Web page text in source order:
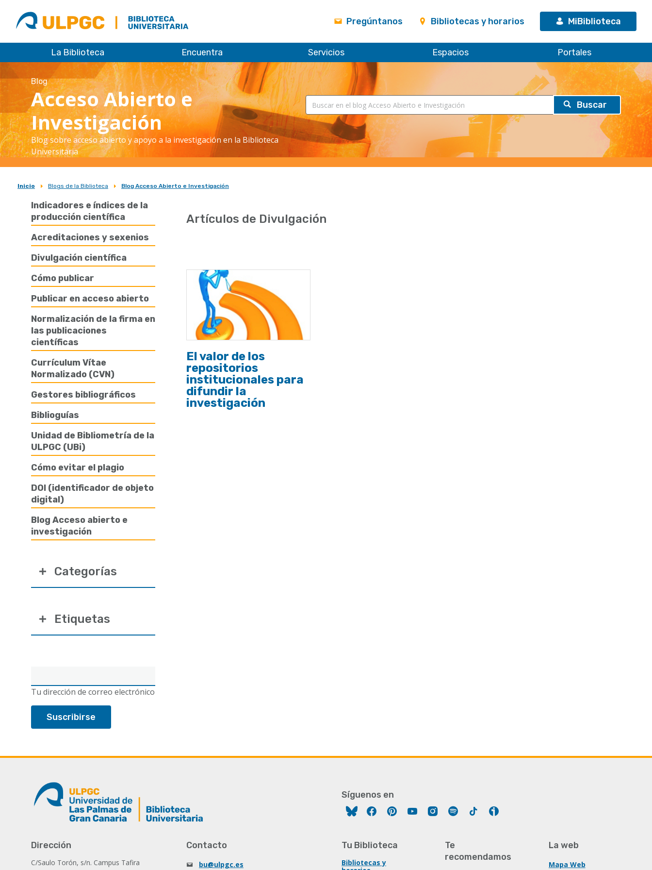
ULPGC
Biblioteca
ULPGC
Pregúntanos Bibliotecas y horarios MiBiblioteca
La Biblioteca Encuentra Servicios Espacios Portales
Blog
Acceso Abierto e
Investigación
Blog sobre acceso abierto y apoyo a la investigación en la Biblioteca
Universitaria
Sobrescribir
enlaces
de
ayuda
navegación
Inicio Blogs de la Biblioteca Blog Acceso Abierto e Investigación
Indicadores e índices de la
producción científica
Acreditaciones y sexenios
Divulgación científica
Cómo publicar
Publicar en acceso abierto
Normalización de la firma en
las publicaciones
científicas
Currículum Vítae
Normalizado (CVN)
Gestores bibliográficos
Biblioguías
Unidad de Bibliometría de la
ULPGC (UBi)
Cómo evitar el plagio
DOI (identificador de objeto
digital)
Blog Acceso abierto e
investigación
electrónico
Tu dirección de correo electrónico
Categorías
Etiquetas
Artículos de Divulgación
El valor de los
repositorios
institucionales para
difundir la
investigación
Síguenos en
FacebookPinterestYouTubeInstagram
Spotify Tiktok
Dirección
C/Saulo Torón, s/n. Campus Tafira
Contacto
bu@ulpgc.es
Tu Biblioteca
Bibliotecas y
Te
recomendamos
La web
Mapa Web